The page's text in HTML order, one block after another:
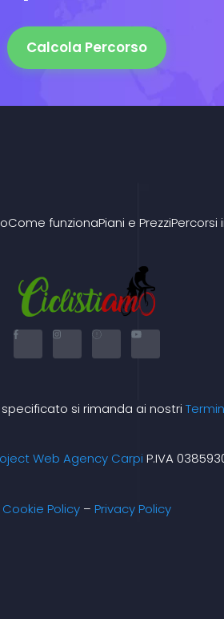
Calcola Percorso
Come funzionaPiani e PrezziPercorsi
F
e
-
I
t
m
X
w
r
Y
t
si rimanda ai nostri
Web Agency Carpi P.IVA
Cookie Policy– Privacy Policy